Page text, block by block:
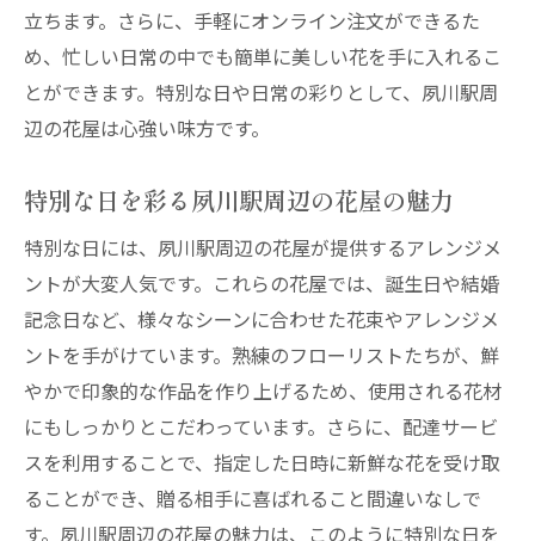
ンジメント
季節のイベントを彩る夙川駅周辺の花屋の
花々
夙川駅周辺の花屋で季節ごとのギフトを選
夙川駅周辺の花屋で特別な日を彩る配達サービ
スの利用法
特別な日に利用したい夙川駅周辺の花屋配
達サービス
夙川駅周辺の花屋で誕生日を彩る方法
記念日に贈る花を届ける夙川駅の花屋
夙川駅周辺の花屋で結婚記念日を祝う
特別なイベントを彩る夙川駅周辺の花屋の
花々
立ちます。さらに、手軽にオンライン注文ができるた
め、忙しい日常の中でも簡単に美しい花を手に入れるこ
とができます。特別な日や日常の彩りとして、夙川駅周
辺の花屋は心強い味方です。
特別な日を彩る夙川駅周辺の花屋の魅力
特別な日には、夙川駅周辺の花屋が提供するアレンジメ
ントが大変人気です。これらの花屋では、誕生日や結婚
記念日など、様々なシーンに合わせた花束やアレンジメ
ントを手がけています。熟練のフローリストたちが、鮮
やかで印象的な作品を作り上げるため、使用される花材
にもしっかりとこだわっています。さらに、配達サービ
スを利用することで、指定した日時に新鮮な花を受け取
ることができ、贈る相手に喜ばれること間違いなしで
す。夙川駅周辺の花屋の魅力は、このように特別な日を